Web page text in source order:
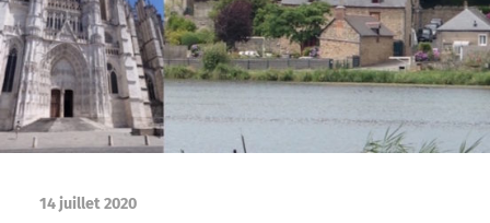
14 juillet 2020